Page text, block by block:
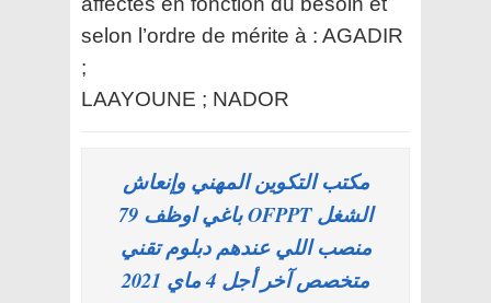
selon l’ordre de mérite à : AGADIR
;
LAAYOUNE ; NADOR
مكتب التكوين المهني وإنعاش
الشغل OFPPT باغي اوظف 79
منصب اللي عندهم دبلوم تقني
متخصص آخر أجل 4 ماي 2021